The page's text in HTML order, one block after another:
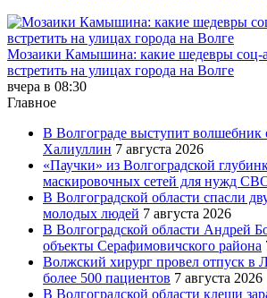
Мозаики Камышина: какие шедевры соц-
встретить на улицах города на Волге
вчера в 08:30
Главное
В Волгограде выступит волшебник
Халиуллин 7 августа 2026
«Паучки» из Волгоградской
маскировочных сетей для нужд
В Волгоградской области спасли
молодых людей 7 августа 2026
В Волгоградской области Андрей
объекты Серафимовичского района
Волжский хирург провел отпуск в
более 500 пациентов 7 августа 2026
В Волгоградской области клещи